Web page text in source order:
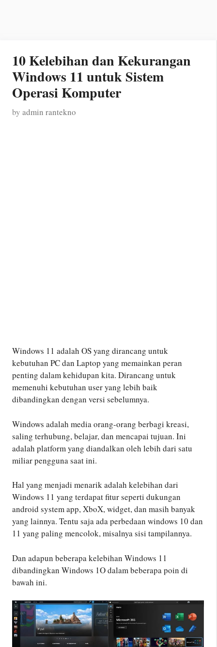
10 Kelebihan dan Kekurangan
Windows 11 untuk Sistem
Operasi Komputer
by admin rantekno
Windows 11 adalah OS yang dirancang untuk
kebutuhan PC dan Laptop yang memainkan peran
penting dalam kehidupan kita. Dirancang untuk
memenuhi kebutuhan user yang lebih baik
dibandingkan dengan versi sebelumnya.
Windows adalah media orang-orang berbagi kreasi,
saling terhubung, belajar, dan mencapai tujuan. Ini
adalah platform yang diandalkan oleh lebih dari satu
miliar pengguna saat ini.
Hal yang menjadi menarik adalah kelebihan dari
Windows 11 yang terdapat fitur seperti dukungan
android system app, XboX, widget, dan masih banyak
yang lainnya. Tentu saja ada perbedaan windows 10 dan
11 yang paling mencolok, misalnya sisi tampilannya.
Dan adapun beberapa kelebihan Windows 11
dibandingkan Windows 1O dalam beberapa poin di
bawah ini.